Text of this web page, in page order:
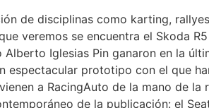
de disciplinas como karting,
veremos se encuentra el Skoda
Iglesias Pin ganaron en la
espectacular prototipo con el que
a RacingAuto de la mano de
de la publicación: el